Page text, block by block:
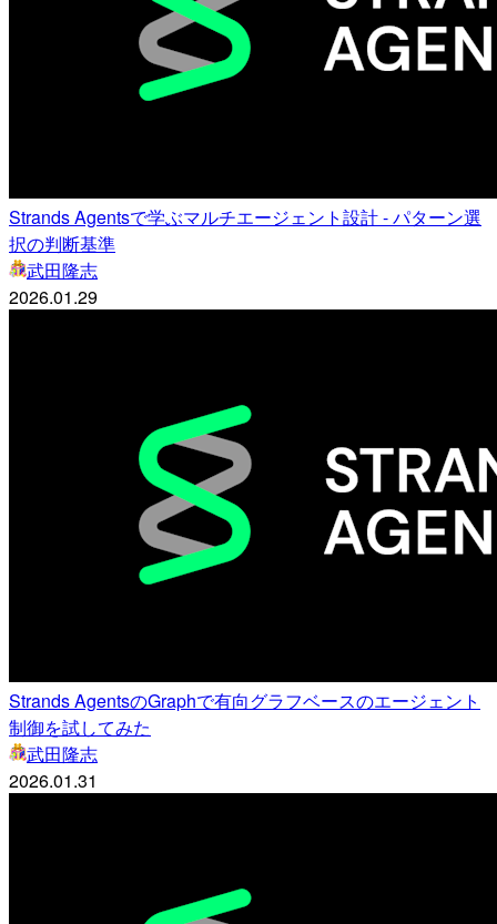
Strands Agentsで学ぶマルチエージェント設計 - パターン選
択の判断基準
武田隆志
2026.01.29
Strands AgentsのGraphで有向グラフベースのエージェント
制御を試してみた
武田隆志
2026.01.31